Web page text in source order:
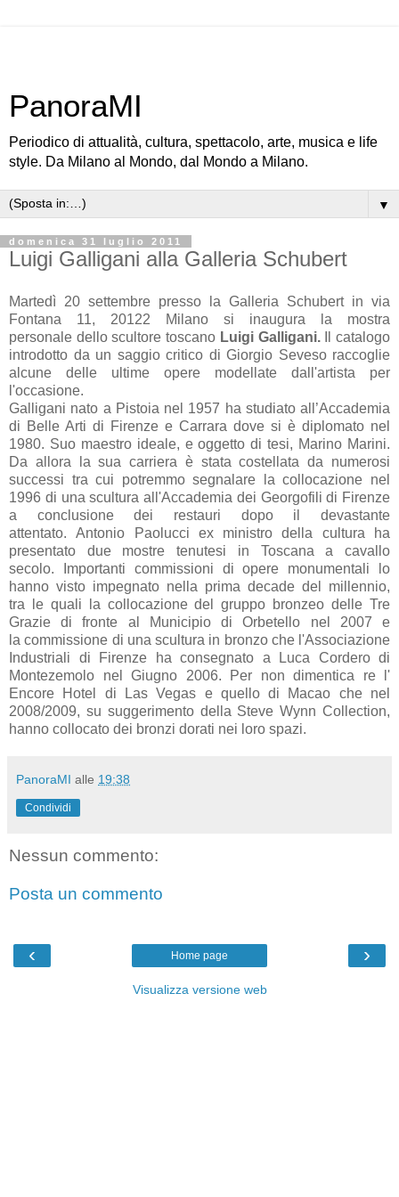
PanoraMI
Periodico di attualità, cultura, spettacolo, arte, musica e life
style. Da Milano al Mondo, dal Mondo a Milano.
▼
domenica 31 luglio 2011
Luigi Galligani alla Galleria Schubert
Martedì 20 settembre presso la Galleria Schubert in via
Fontana 11, 20122 Milano si inaugura la mostra
personale dello scultore toscano Luigi Galligani.
Il catalogo
introdotto da un saggio critico di Giorgio Seveso raccoglie
alcune delle ultime opere modellate dall'artista per
l'occasione.
Galligani nato a Pistoia nel 1957 ha studiato all’Accademia
di Belle Arti di Firenze e Carrara dove si è diplomato nel
1980. Suo maestro ideale, e oggetto di tesi, Marino Marini.
Da allora la sua carriera è stata costellata da numerosi
successi tra cui potremmo segnalare la collocazione nel
1996 di una scultura all'Accademia dei Georgofili di Firenze
a conclusione dei restauri dopo il devastante
attentato. Antonio Paolucci ex ministro della cultura ha
presentato due mostre tenutesi in Toscana a cavallo
secolo. Importanti commissioni di opere monumentali lo
hanno visto impegnato nella prima decade del millennio,
tra le quali la collocazione del gruppo bronzeo delle Tre
Grazie di fronte al Municipio di Orbetello nel 2007 e
la commissione di una scultura in bronzo che l'Associazione
Industriali di Firenze ha consegnato a Luca Cordero di
Montezemolo nel Giugno 2006. Per non dimentica re l'
Encore Hotel di Las Vegas e quello di Macao che nel
2008/2009, su suggerimento della Steve Wynn Collection,
hanno collocato dei bronzi dorati nei loro spazi.
PanoraMI alle 19:38
Condividi
Nessun commento:
Posta un commento
‹ ›
Home page
Visualizza versione web